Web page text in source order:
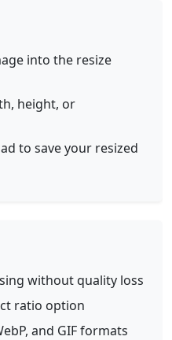
into the resize
height, or
to save your resized
without quality loss
ratio option
and GIF formats